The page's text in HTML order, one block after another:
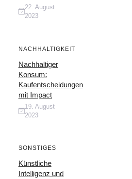
22. August
2023
NACHHALTIGKEIT
Nachhaltiger
Konsum:
Kaufentscheidungen
mit Impact
19. August
2023
SONSTIGES
Künstliche
Intelligenz und